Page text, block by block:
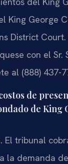
King George
District
con el Sr.
al (888) 437-
de
de King
El tribunal
la demanda